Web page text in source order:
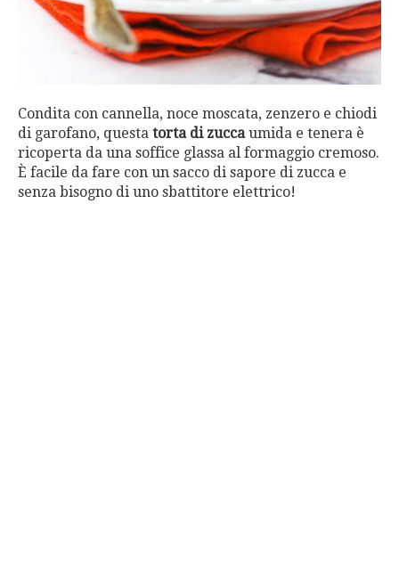
Condita con cannella, noce moscata, zenzero e chiodi
di garofano, questa torta di zuccaumida e tenera è
ricoperta da una soffice glassa al formaggio cremoso.
È facile da fare con un sacco di sapore di zucca e
senza bisogno di uno sbattitore elettrico!